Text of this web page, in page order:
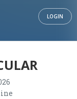
LOGIN